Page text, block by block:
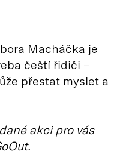
Macháčka je
čeští řidiči –
přestat myslet a
akci pro vás